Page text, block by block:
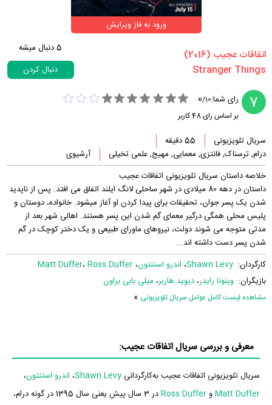
ورود به فاز ویرایش
‏اتفاقات عجیب‏ (2016)
5دنبال میشه
دنبال کردن
7 رای شما: 0/10
بر اساس رای48کاربر
سریال تلویزیونی
55 دقیقه
درام, ترسناک, فانتزی, معمایی, مهیج, علمی تخیلی
آرشیوی
خلاصه داستان سریال تلویزیونی اتفاقات عجیب
داستان در دهه 80 میلادی در شهر ساحلی لانگ ایلند اتفاق می افتد. پس از ناپدید
شدن یک پسر جوان، تحقیقات برای پیدا کردن او آغاز میشود. خانواده، دوستان و
پلیس محلی همگی درگیر معمای گم شدن این پسر هستند. اهالی شهر بعد از
مدتی متوجه می شوند دولت، نیروهای ماورای طبیعی و یک دختر کوچک در گم
شدن پسر دست داشته اند...
کارگردان: Shawn Levy، اندرو استنتون، Matt Duffer، Ross Duffer
بازیگران: وینونا رایدر، دیوید هاربر، میلی بابی براون
مشاهده لیست کامل عوامل سریال تلویزیونی »
معرفی و بررسی سریال اتفاقات عجیب:
سریال تلویزیونی اتفاقات عجیب به‌کارگردانی Shawn Levy، اندرو استنتون،
Matt DufferوRoss Duffer
در 3 سال پیش یعنی سال 1395 در گونه درام،